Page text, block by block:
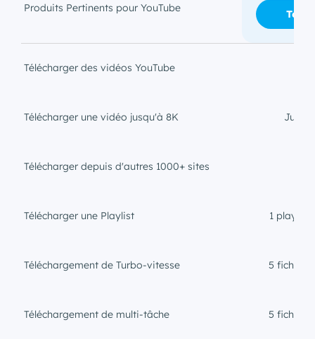
Produits Pertinents pour YouTube
Télécharger des vidéos YouTube
Télécharger une vidéo jusqu'à 8K
Télécharger depuis d'autres 1000+ sites
Télécharger une Playlist 1 playlist
Téléchargement de Turbo-vitesse 5 fichiers
Téléchargement de multi-tâche 5 fichiers